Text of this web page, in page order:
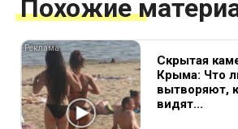
Похожие
Скрытая
Крыма: Что
вытворяют,
видят...